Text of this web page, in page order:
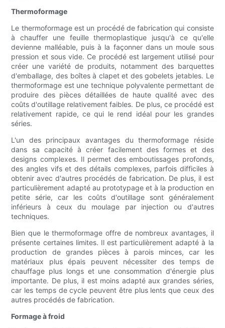
Thermoformage
Le thermoformage est un procédé de fabrication qui consiste
à chauffer une feuille thermoplastique jusqu'à ce qu'elle
devienne malléable, puis à la façonner dans un moule sous
pression et sous vide. Ce procédé est largement utilisé pour
créer une variété de produits, notamment des barquettes
d'emballage, des boîtes à clapet et des gobelets jetables. Le
thermoformage est une technique polyvalente permettant de
produire des pièces détaillées de haute qualité avec des
coûts d'outillage relativement faibles. De plus, ce procédé est
relativement rapide, ce qui le rend idéal pour les grandes
séries.
L'un des principaux avantages du thermoformage réside
dans sa capacité à créer facilement des formes et des
designs complexes. Il permet des emboutissages profonds,
des angles vifs et des détails complexes, parfois difficiles à
obtenir avec d'autres procédés de fabrication. De plus, il est
particulièrement adapté au prototypage et à la production en
petite série, car les coûts d'outillage sont généralement
inférieurs à ceux du moulage par injection ou d'autres
techniques.
Bien que le thermoformage offre de nombreux avantages, il
présente certaines limites. Il est particulièrement adapté à la
production de grandes pièces à parois minces, car les
matériaux plus épais peuvent nécessiter des temps de
chauffage plus longs et une consommation d'énergie plus
importante. De plus, il est moins adapté aux grandes séries,
car les temps de cycle peuvent être plus lents que ceux des
autres procédés de fabrication.
Formage à froid